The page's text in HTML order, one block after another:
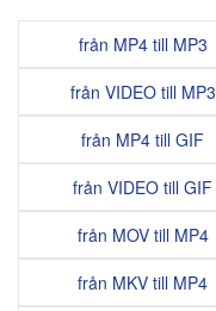
från MP4 till MP3
från VIDEO till MP3
från MP4 till GIF
från VIDEO till GIF
från MOV till MP4
från MKV till MP4